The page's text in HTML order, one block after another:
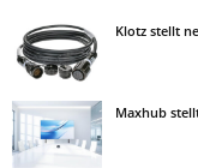
Klotz stellt
Maxhub